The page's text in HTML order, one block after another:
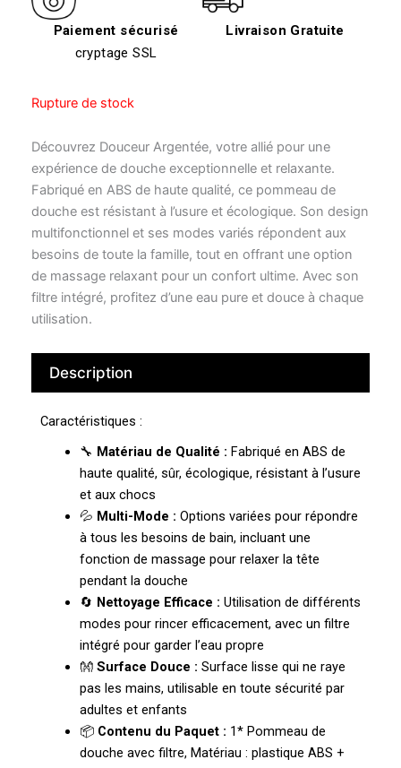
Paiement sécurisé
cryptage SSL
Livraison Gratuite
Rupture de stock
Découvrez Douceur Argentée, votre allié pour une
expérience de douche exceptionnelle et relaxante.
Fabriqué en ABS de haute qualité, ce pommeau de
douche est résistant à l’usure et écologique. Son design
multifonctionnel et ses modes variés répondent aux
besoins de toute la famille, tout en offrant une option
de massage relaxant pour un confort ultime. Avec son
filtre intégré, profitez d’une eau pure et douce à chaque
utilisation.
Description
Caractéristiques :
🔧 Matériau de Qualité : Fabriqué en ABS de
haute qualité, sûr, écologique, résistant à l’usure
et aux chocs
💦 Multi-Mode : Options variées pour répondre
à tous les besoins de bain, incluant une
fonction de massage pour relaxer la tête
pendant la douche
🔄 Nettoyage Efficace : Utilisation de différents
modes pour rincer efficacement, avec un filtre
intégré pour garder l’eau propre
👐 Surface Douce : Surface lisse qui ne raye
pas les mains, utilisable en toute sécurité par
adultes et enfants
📦 Contenu du Paquet : 1* Pommeau de
douche avec filtre, Matériau : plastique ABS +